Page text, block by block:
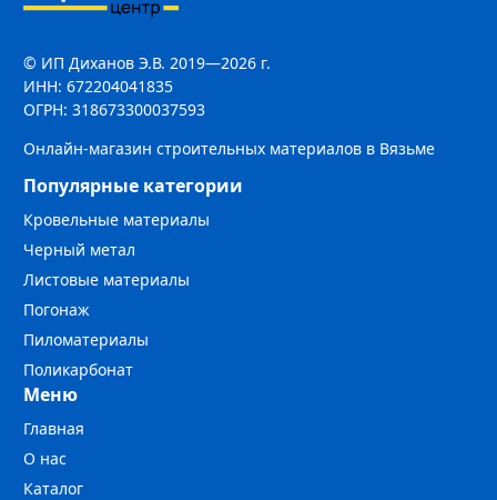
© ИП Диханов Э.В. 2019—2026 г.
ИНН: 672204041835
ОГРН: 318673300037593
Онлайн-магазин строительных материалов в Вязьме
Популярные категории
Кровельные материалы
Черный метал
Листовые материалы
Погонаж
Пиломатериалы
Поликарбонат
Меню
Главная
О нас
Каталог